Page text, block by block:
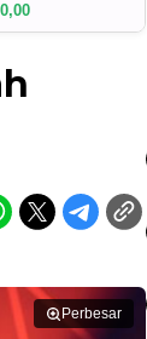
Perbesar